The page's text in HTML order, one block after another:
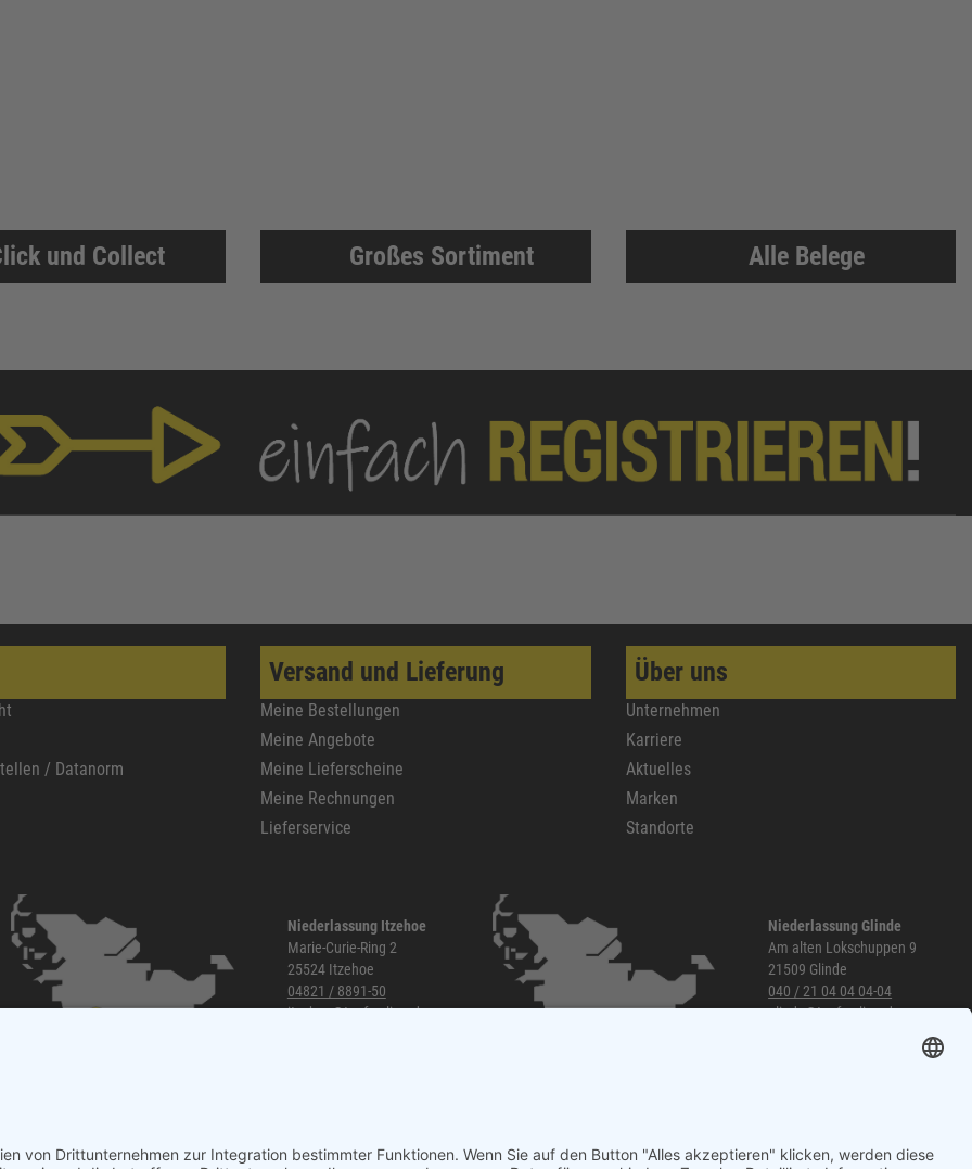
und Collect Großes Sortiment Alle Belege
/ Datanorm
Versand und Lieferung
Meine Bestellungen
Meine Angebote
Meine Lieferscheine
Meine Rechnungen
Lieferservice
Über uns
Unternehmen
Karriere
Aktuelles
Marken
Standorte
Niederlassung Itzehoe
Marie-Curie-Ring 2
25524 Itzehoe
04821 / 8891-50
itzehoe@topf-online.de
Niederlassung Glinde
Am alten Lokschuppen 9
21509 Glinde
040 / 21 04 04 04-04
glinde@topf-online.de